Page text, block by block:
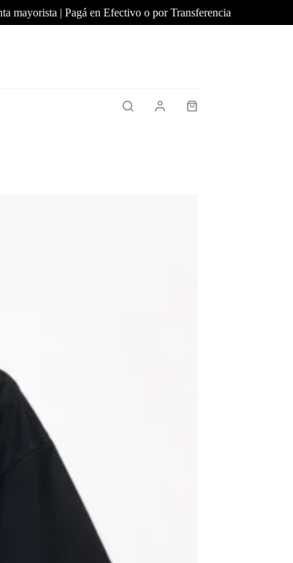
| Pagá en Efectivo o por Transferencia
Shopping